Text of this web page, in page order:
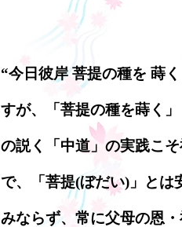
“今日彼岸 菩提の種を 蒔
すが、「菩提の種を蒔く
の説く「中道」の実践こ
で、「菩提(ぼだい)」とは
みならず、常に父母の恩